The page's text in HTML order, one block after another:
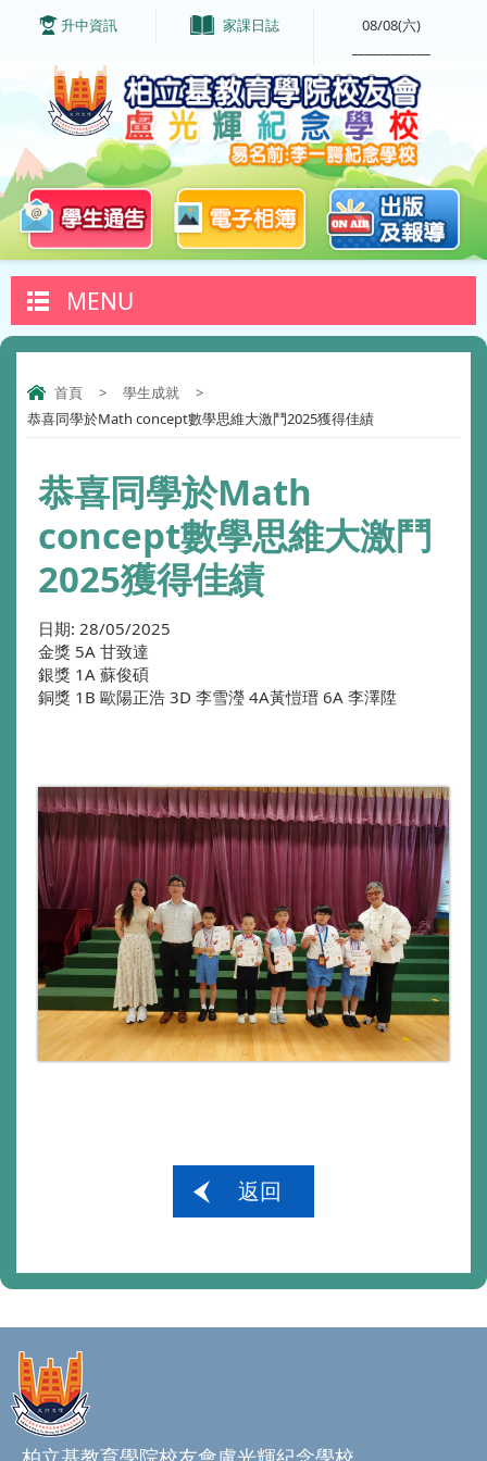
升中資訊 家課日誌
08/08(六)
MENU
首頁 > 學生成就
>
恭喜同學於Math concept數學思維大激鬥2025獲得佳績
恭喜同學於Math
concept數學思維大激鬥
2025獲得佳績
日期: 28/05/2025
金獎 5A 甘致達
銀獎 1A 蘇俊碩
銅獎 1B 歐陽正浩 3D 李雪瀅 4A黃愷瑨 6A 李澤陞
返回